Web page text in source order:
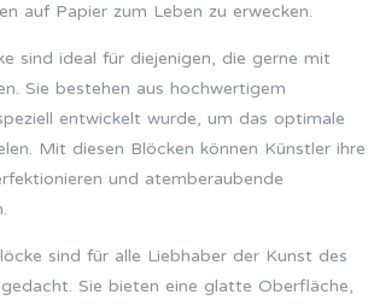
auf Papier zum Leben zu erwecken.
sind ideal für diejenigen, die gerne mit
Sie bestehen aus hochwertigem
entwickelt wurde, um das optimale
Mit diesen Blöcken können Künstler ihre
und atemberaubende
sind für alle Liebhaber der Kunst des
Sie bieten eine glatte Oberfläche,